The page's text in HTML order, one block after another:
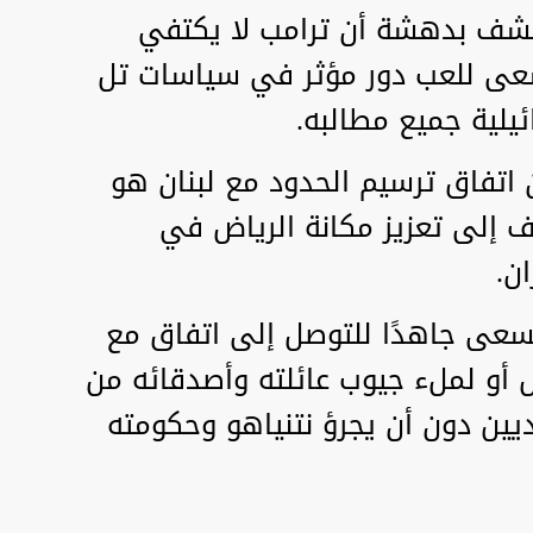
بدهشة أن ترامب لا يكتفي
للعب دور مؤثر في سياسات تل
جميع مطالبه.
ترسيم الحدود مع لبنان هو
إلى تعزيز مكانة الرياض في
جاهدًا للتوصل إلى اتفاق مع
أو لملء جيوب عائلته وأصدقائه من
دون أن يجرؤ نتنياهو وحكومته